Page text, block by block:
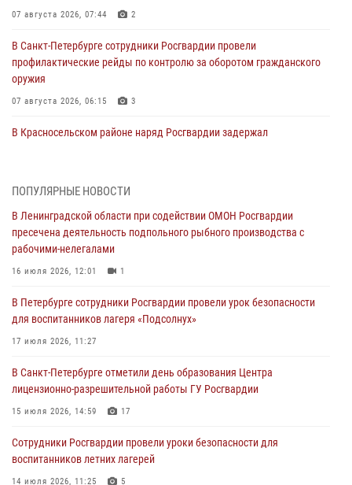
07 августа 2026, 07:44 2
В Санкт-Петербурге сотрудники Росгвардии провели
профилактические рейды по контролю за оборотом гражданского
оружия
07 августа 2026, 06:15 3
В Красносельском районе наряд Росгвардии задержал
06 августа 2026, 13:39 1
В Центральном районе росгвардейцы оперативно задержали
хулигана, стрелявшего из пускового устройства рядом с жилыми
домами
06 августа 2026, 11:36
Сотрудники и военнослужащие Росгвардии обеспечили
правопорядок при проведении матча "Зенит" - "Балтика"
06 августа 2026, 07:30
В Выборгском районе наряд Росгвардии обнаружил
разыскиваемый преступный автотранспорт
05 августа 2026, 12:25 2
Петербургские росгвардейцы обнаружили объявленный в розыск
автомобиль, ранее использовавшийся при совершении кражи в
Ленобласти
ПОПУЛЯРНЫЕ НОВОСТИ
В Ленинградской области при содействии ОМОН Росгвардии
пресечена деятельность подпольного рыбного производства с
рабочими-нелегалами
16 июля 2026, 12:01 1
В Петербурге сотрудники Росгвардии провели урок безопасности
для воспитанников лагеря «Подсолнух»
17 июля 2026, 11:27
В Санкт-Петербурге отметили день образования Центра
лицензионно-разрешительной работы ГУ Росгвардии
15 июля 2026, 14:59 17
Сотрудники Росгвардии провели уроки безопасности для
воспитанников летних лагерей
14 июля 2026, 11:25 5